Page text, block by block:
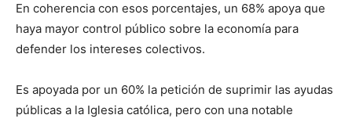
En coherencia con esos porcentajes, un 68% apoya que
haya mayor control público sobre la economía para
defender los intereses colectivos.
Es apoyada por un 60% la petición de suprimir las ayudas
públicas a la Iglesia católica, pero con una notable